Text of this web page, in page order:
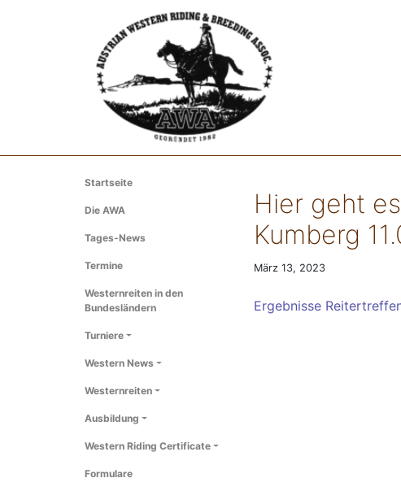
Startseite
Die AWA
Tages-News
Termine
Westernreiten in den
Bundesländern
Turniere
Western News
Westernreiten
Ausbildung
Western Riding Certificate
Formulare
Hier geht
Kumberg
März 13, 2023
Ergebnisse